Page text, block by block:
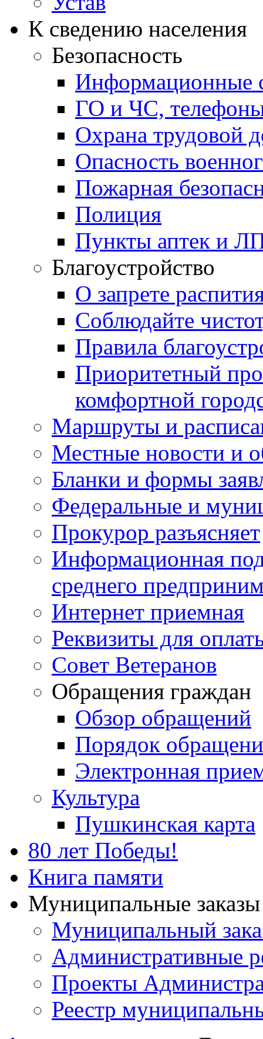
К сведению населения
Безопасность
Информационные
ГО и ЧС,
Охрана трудовой
Опасность
Пожарная
Полиция
Пункты аптек и
Благоустройство
О запрете
Соблюдайте
Правила
Приоритетный
комфортной
Маршруты и
Местные новости и
Бланки и формы
Федеральные и
Прокурор разъясняет
Информационная
среднего
Интернет приемная
Реквизиты для
Совет Ветеранов
Обращения граждан
Обзор обращений
Порядок
Электронная
Культура
Пушкинская карта
80 лет Победы!
Книга памяти
Муниципальные
Муниципальный
Административные
Проекты
Реестр